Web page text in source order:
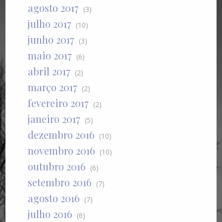
agosto 2017 (3)
julho 2017 (10)
junho 2017 (3)
maio 2017 (6)
abril 2017 (2)
março 2017 (2)
fevereiro 2017 (2)
janeiro 2017 (5)
dezembro 2016 (10)
novembro 2016 (10)
outubro 2016 (6)
setembro 2016 (7)
agosto 2016 (7)
julho 2016 (6)